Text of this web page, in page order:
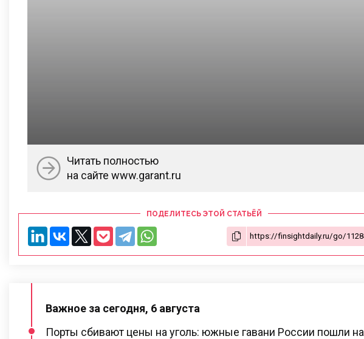
Читать полностью
на сайте www.garant.ru
ПОДЕЛИТЕСЬ ЭТОЙ СТАТЬЁЙ
Важное за сегодня, 6 августа
Порты сбивают цены на уголь: южные гавани России пошли на